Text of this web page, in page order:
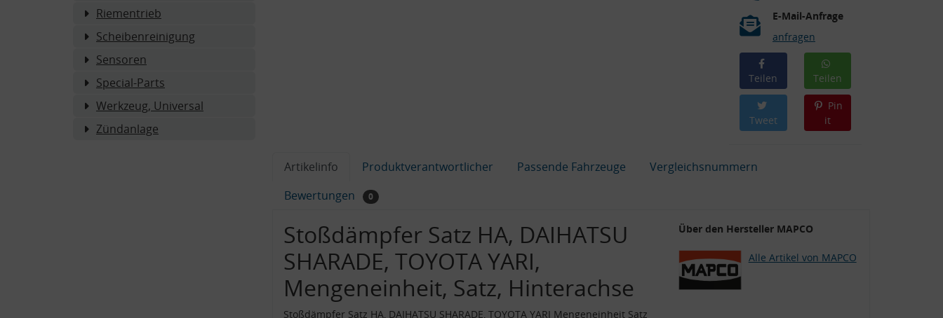
Riementrieb
Scheibenreinigung
Sensoren
Special-Parts
Werkzeug, Universal
Zündanlage
E-Mail-Anfrage
anfragen
Teilen Teilen
Tweet
Pin
it
Artikelinfo Produktverantwortlicher Passende Fahrzeuge
Vergleichsnummern
Bewertungen
0
Stoßdämpfer Satz HA, DAIHATSU
SHARADE, TOYOTA YARI,
Mengeneinheit, Satz, Hinterachse
Stoßdämpfer Satz HA, DAIHATSU SHARADE, TOYOTA YARI Mengeneinheit Satz
Über den Hersteller MAPCO
Alle Artikel von MAPCO